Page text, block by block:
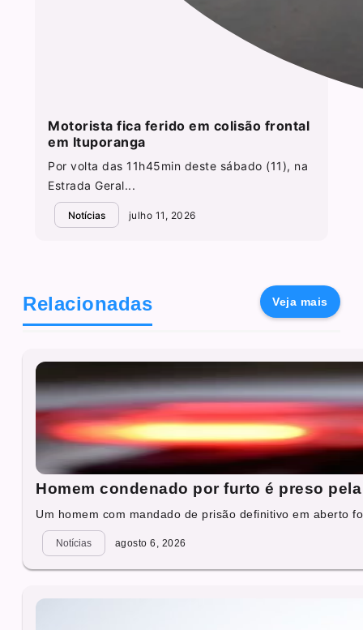
Motorista fica ferido em colisão frontal
em Ituporanga
Por volta das 11h45min deste sábado (11), na
Estrada Geral...
Notícias julho 11, 2026
Relacionadas Veja mais
Homem condenado por furto é preso
Um homem com mandado de prisão definitivo em aberto
Notícias agosto 6, 2026